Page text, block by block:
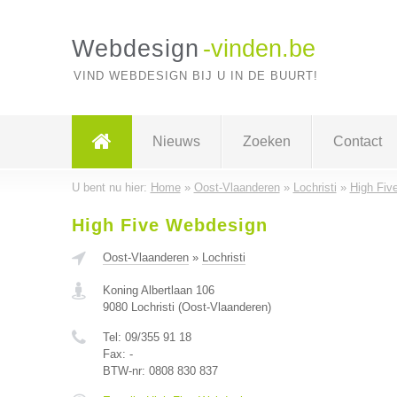
Webdesign -vinden.be
VIND WEBDESIGN BIJ U IN DE BUURT!
Nieuws Zoeken Contact
U bent nu hier: Home» Oost-Vlaanderen» Lochristi » High
High Five Webdesign
Oost-Vlaanderen» Lochristi
Koning Albertlaan 106
9080 Lochristi (Oost-Vlaanderen)
Tel: 09/355 91 18
Fax: -
BTW-nr: 0808 830 837